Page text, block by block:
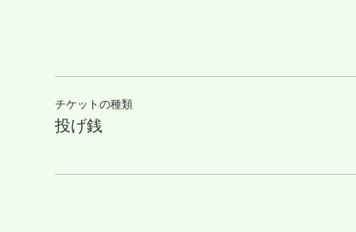
チケットの種類
投げ銭